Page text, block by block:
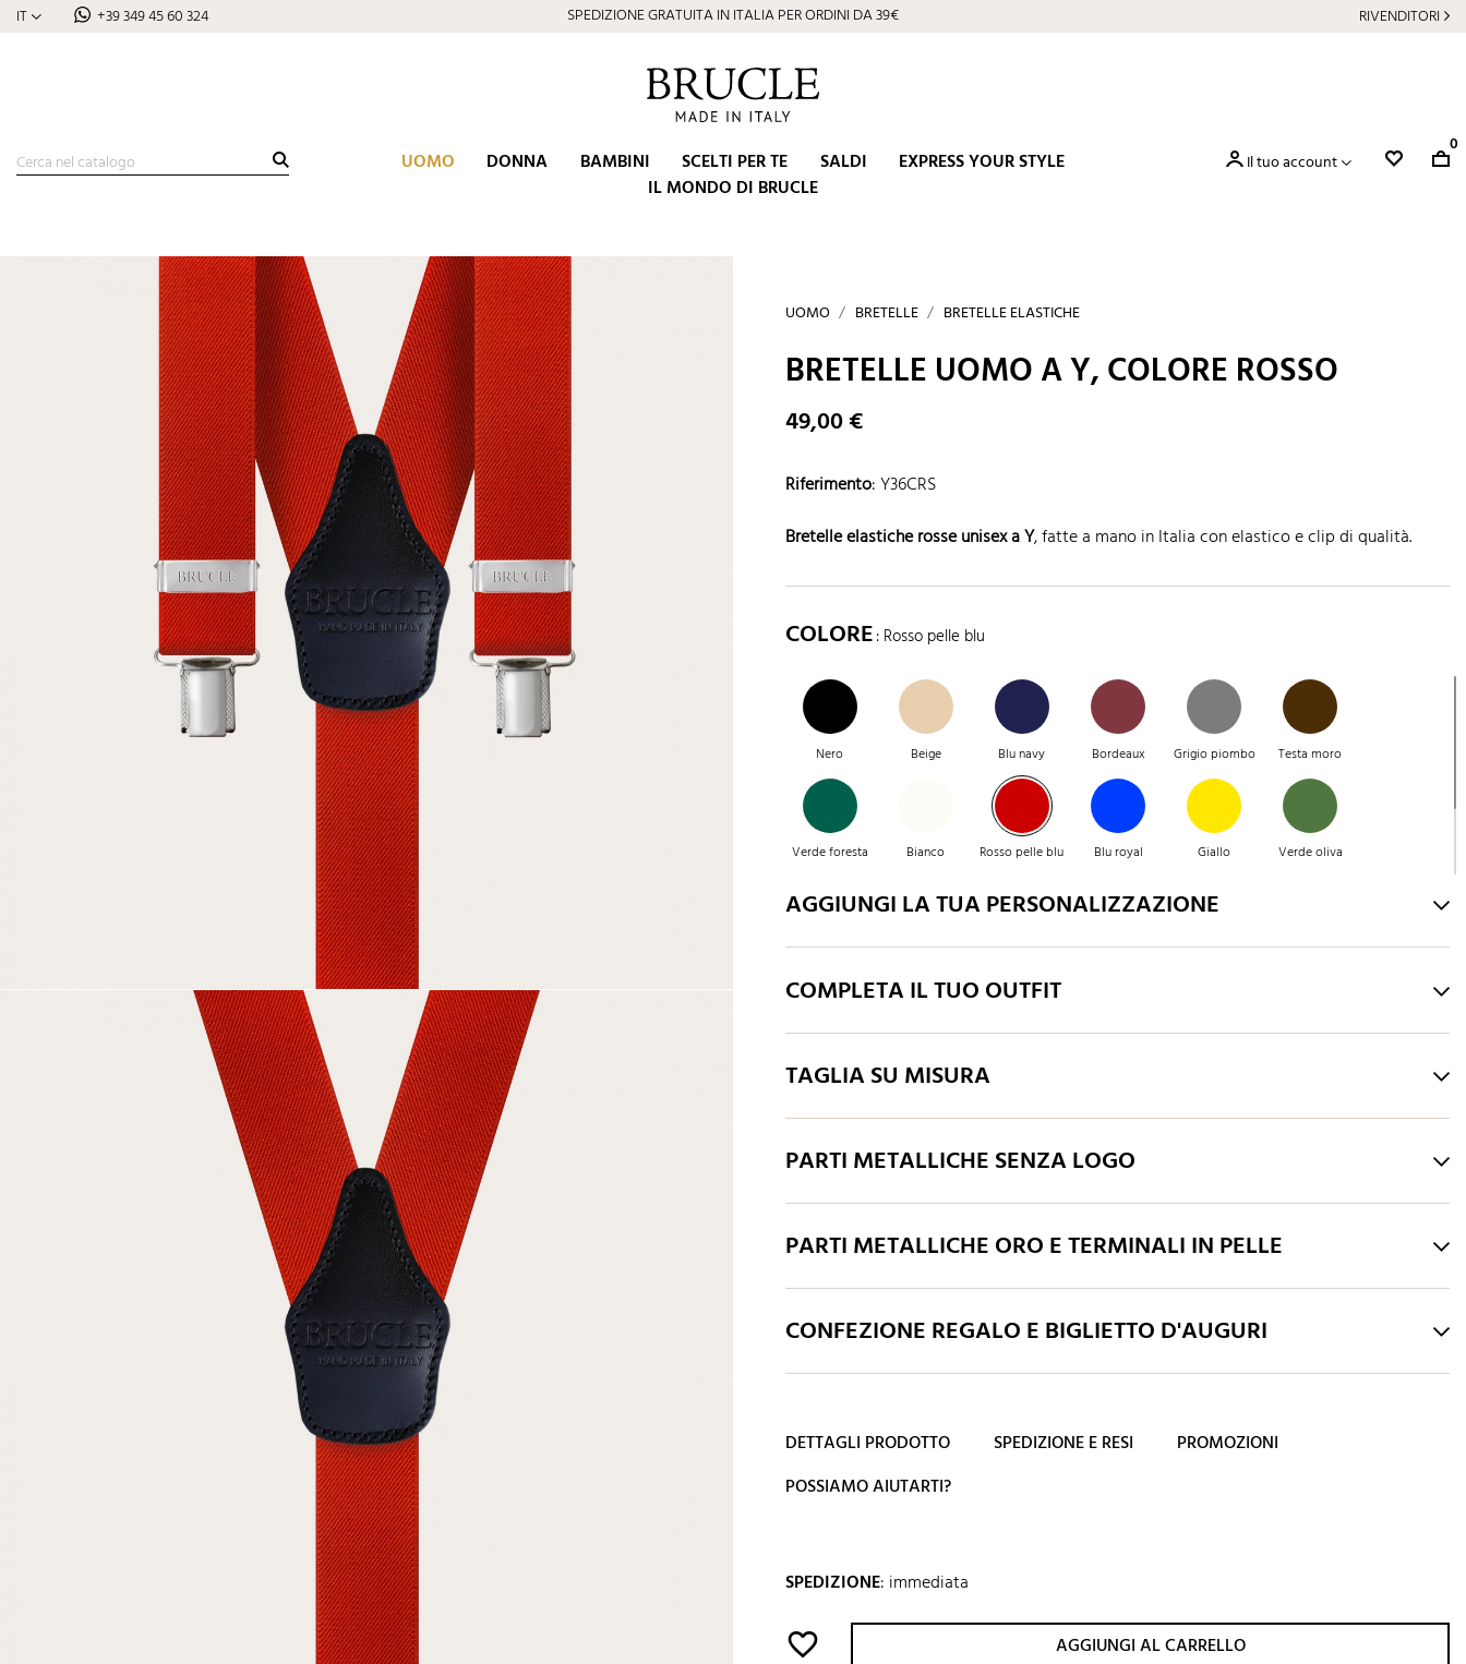
IT +39 349 45 60 324 ⭐ 4.9/5 su Google | Eccellenza Artigiana dal 2002 RIVENDITORI
UOMO DONNA BAMBINI SCELTI PER TE SALDI
EXPRESS YOUR STYLE
IL MONDO DI BRUCLE
Il tuo account
0
UOMO BRETELLE BRETELLE ELASTICHE
BRETELLE UOMO A Y, COLORE ROSSO
49,00 €
Riferimento:Y36CRS
Bretelle elastiche rosse unisex a Y, fatte a mano in Italia con elastico e clip di qualità.
COLORE: Rosso pelle blu
Nero Beige Blu navy Bordeaux Grigio piombo Testa moro
Verde foresta Bianco Rosso pelle blu Blu royal Giallo Verde oliva
Azzurro
AGGIUNGI LA TUA PERSONALIZZAZIONE
COMPLETA IL TUO OUTFIT
TAGLIA SU MISURA
PARTI METALLICHE SENZA LOGO
PARTI METALLICHE ORO E TERMINALI IN PELLE
CONFEZIONE REGALO E BIGLIETTO D'AUGURI
DETTAGLI PRODOTTO SPEDIZIONE E RESI
PROMOZIONI
POSSIAMO AIUTARTI?
SPEDIZIONE: immediata
favorite_border AGGIUNGI AL CARRELLO